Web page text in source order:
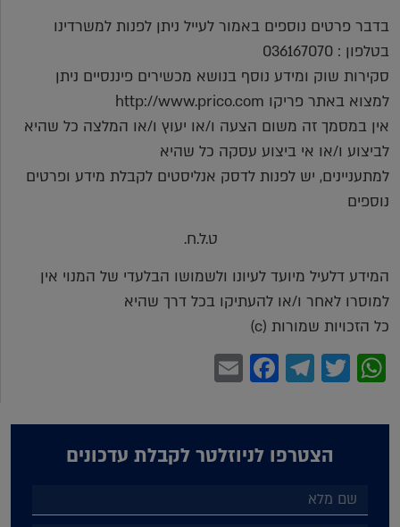
בדבר פרטים נוספים באמור לעייל ניתן לפנות למשרדינו
בטלפון : 036167070
סקירות שוק ומידע נוסף בנושא מכשירים פיננסיים ניתן
למצוא באתר פריקו http://www.prico.com
אין במסמך זה משום הצעה ו/או יעוץ ו/או המלצה כל שהיא
לביצוע ו/או אי ביצוע עסקה כל שהיא
למתעניינים, יש לפנות לדסק אנליסטים לקבלת מידע ופרטים
נוספים
ט.ל.ח.
המידע דלעיל מיועד לעיונו ולשמושו הבלעדי של המנוי אין
למוסרו לאחר ו/או להעתיקו בכל דרך שהיא
כל הזכויות שמורות (c)
WhatsApp
Twitter
Telegram
Facebook
הצטרפו לניוזלטר לקבלת עדכונים